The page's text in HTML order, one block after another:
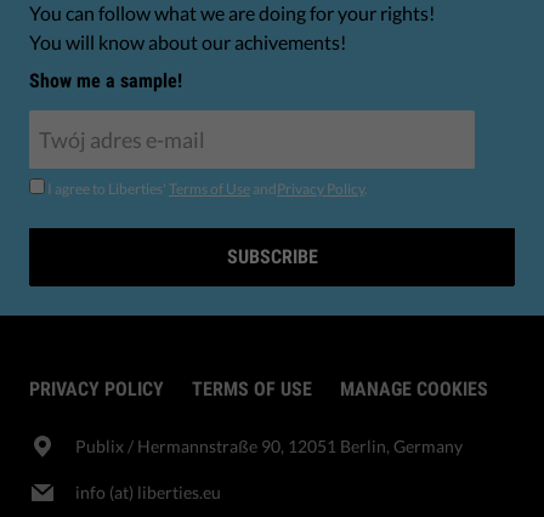
You can follow what we are doing for your rights!
You will know about our achivements!
Show me a sample!
I agree to Liberties' Terms of Use andPrivacy Policy.
SUBSCRIBE
PRIVACY POLICY TERMS OF USE MANAGE COOKIES
Publix​ / Hermannstraße 90, 12051 Berlin, Germany
info (at) liberties.eu